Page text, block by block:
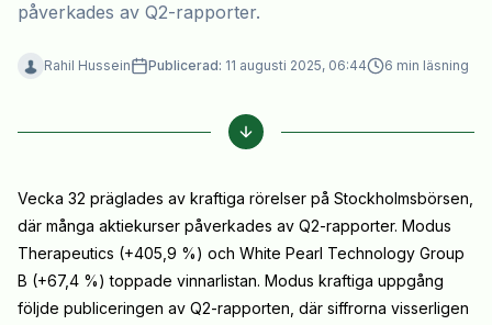
påverkades av Q2-rapporter.
Rahil Hussein Publicerad: 11 augusti 2025, 06:44 6 min läsning
Vecka 32 präglades av kraftiga rörelser på Stockholmsbörsen,
där många aktiekurser påverkades av Q2-rapporter. Modus
Therapeutics (+405,9 %) och White Pearl Technology Group
B (+67,4 %) toppade vinnarlistan. Modus kraftiga uppgång
följde publiceringen av Q2-rapporten, där siffrorna visserligen